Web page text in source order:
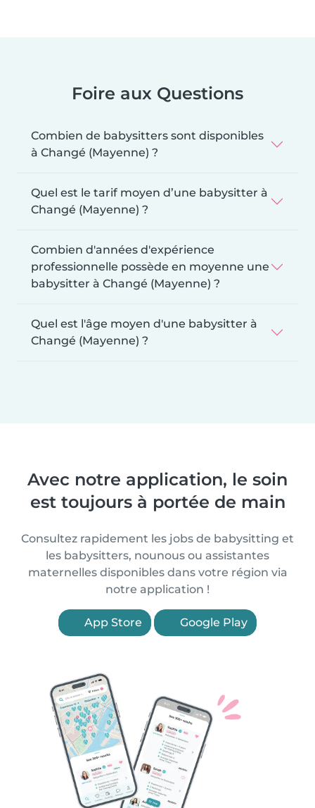
Foire aux Questions
Combien de babysitters sont disponibles
à Changé (Mayenne) ?
Quel est le tarif moyen d’une babysitter à
Changé (Mayenne) ?
Combien d'années d'expérience
professionnelle possède en moyenne une
babysitter à Changé (Mayenne) ?
Quel est l'âge moyen d'une babysitter à
Changé (Mayenne) ?
Avec notre application, le soin
est toujours à portée de main
Consultez rapidement les jobs de babysitting et
les babysitters, nounous ou assistantes
maternelles disponibles dans votre région via
notre application !
App Store Google Play